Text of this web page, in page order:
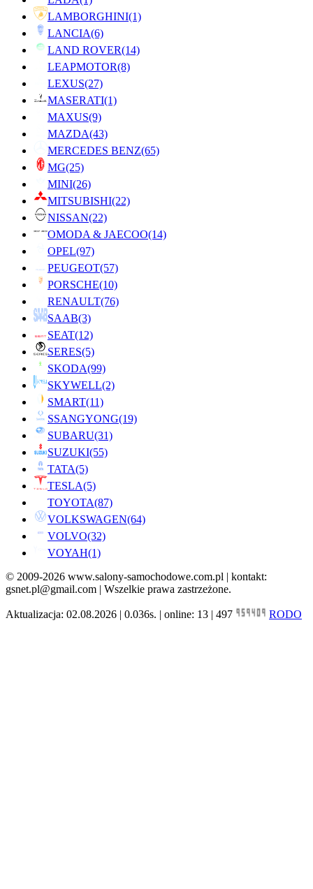
LAMBORGHINI(1)
LANCIA(6)
LAND ROVER(14)
LEAPMOTOR(8)
LEXUS(27)
MASERATI(1)
MAXUS(9)
MAZDA(43)
MERCEDES BENZ(65)
MG(25)
MINI(26)
MITSUBISHI(22)
NISSAN(22)
OMODA & JAECOO(14)
OPEL(97)
PEUGEOT(57)
PORSCHE(10)
RENAULT(76)
SAAB(3)
SEAT(12)
SERES(5)
SKODA(99)
SKYWELL(2)
SMART(11)
SSANGYONG(19)
SUBARU(31)
SUZUKI(55)
TATA(5)
TESLA(5)
TOYOTA(87)
VOLKSWAGEN(64)
VOLVO(32)
VOYAH(1)
© 2009-2026 www.salony-samochodowe.com.pl | kontakt:
gsnet.pl@gmail.com | Wszelkie prawa zastrzeżone.
Aktualizacja: 02.08.2026 | 0.036s. | online: 13 | 497 RODO